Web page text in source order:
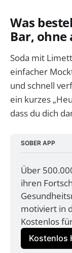
Was
Bar, ohne
Soda mit
einfacher
und schnell
ein kurzes
dass du dich
SOBER APP
Über
ihren
motiviert in
Kostenlos
Kostenlos